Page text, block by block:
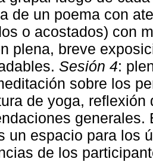
de un poema con
o acostados) con
plena, breve
Sesión 4:
sobre los
de yoga,
un espacio para los
de los